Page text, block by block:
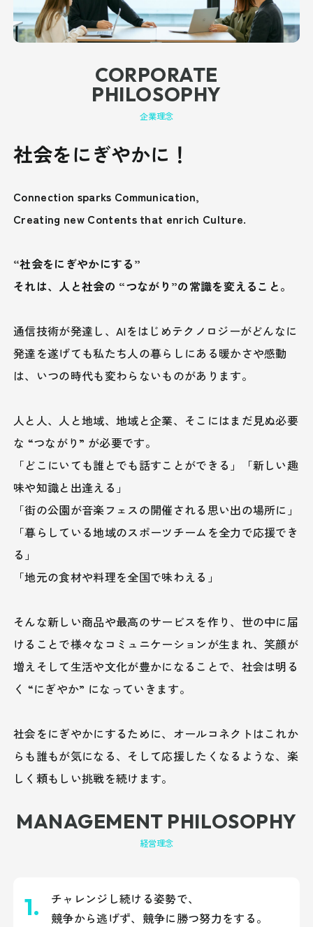
CORPORATE
PHILOSOPHY
企業理念
社会をにぎやかに！
Connection sparks Communication,
Creating new Contents that enrich Culture.
“社会をにぎやかにする”
それは、人と社会の “つながり”の常識を変えること。
通信技術が発達し、AIをはじめテクノロジーがどんなに
発達を遂げても私たち人の暮らしにある暖かさや感動
は、いつの時代も変わらないものがあります。
人と人、人と地域、地域と企業、そこにはまだ見ぬ必要
な “つながり” が必要です。
「どこにいても誰とでも話すことができる」「新しい趣
味や知識と出逢える」
「街の公園が音楽フェスの開催される思い出の場所に」
「暮らしている地域のスポーツチームを全力で応援でき
る」
「地元の食材や料理を全国で味わえる」
そんな新しい商品や最高のサービスを作り、世の中に届
けることで様々なコミュニケーションが生まれ、笑顔が
増え そして生活や文化が豊かになることで、社会は明る
く “にぎやか” になっていきます。
社会をにぎやかにするために、オールコネクトはこれか
らも誰もが気になる、そして応援したくなるような、楽
しく頼もしい挑戦を続けます。
MANAGEMENT PHILOSOPHY
経営理念
チャレンジし続ける姿勢で、
競争から逃げず、競争に勝つ努力をする。